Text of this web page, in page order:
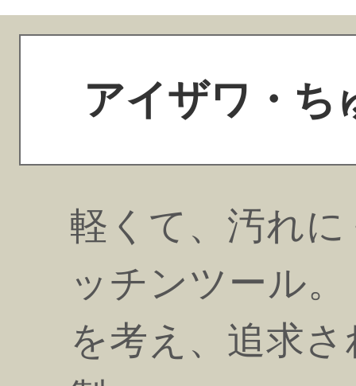
アイザワ・ち
軽くて、汚れ
ッチンツール
を考え、追求